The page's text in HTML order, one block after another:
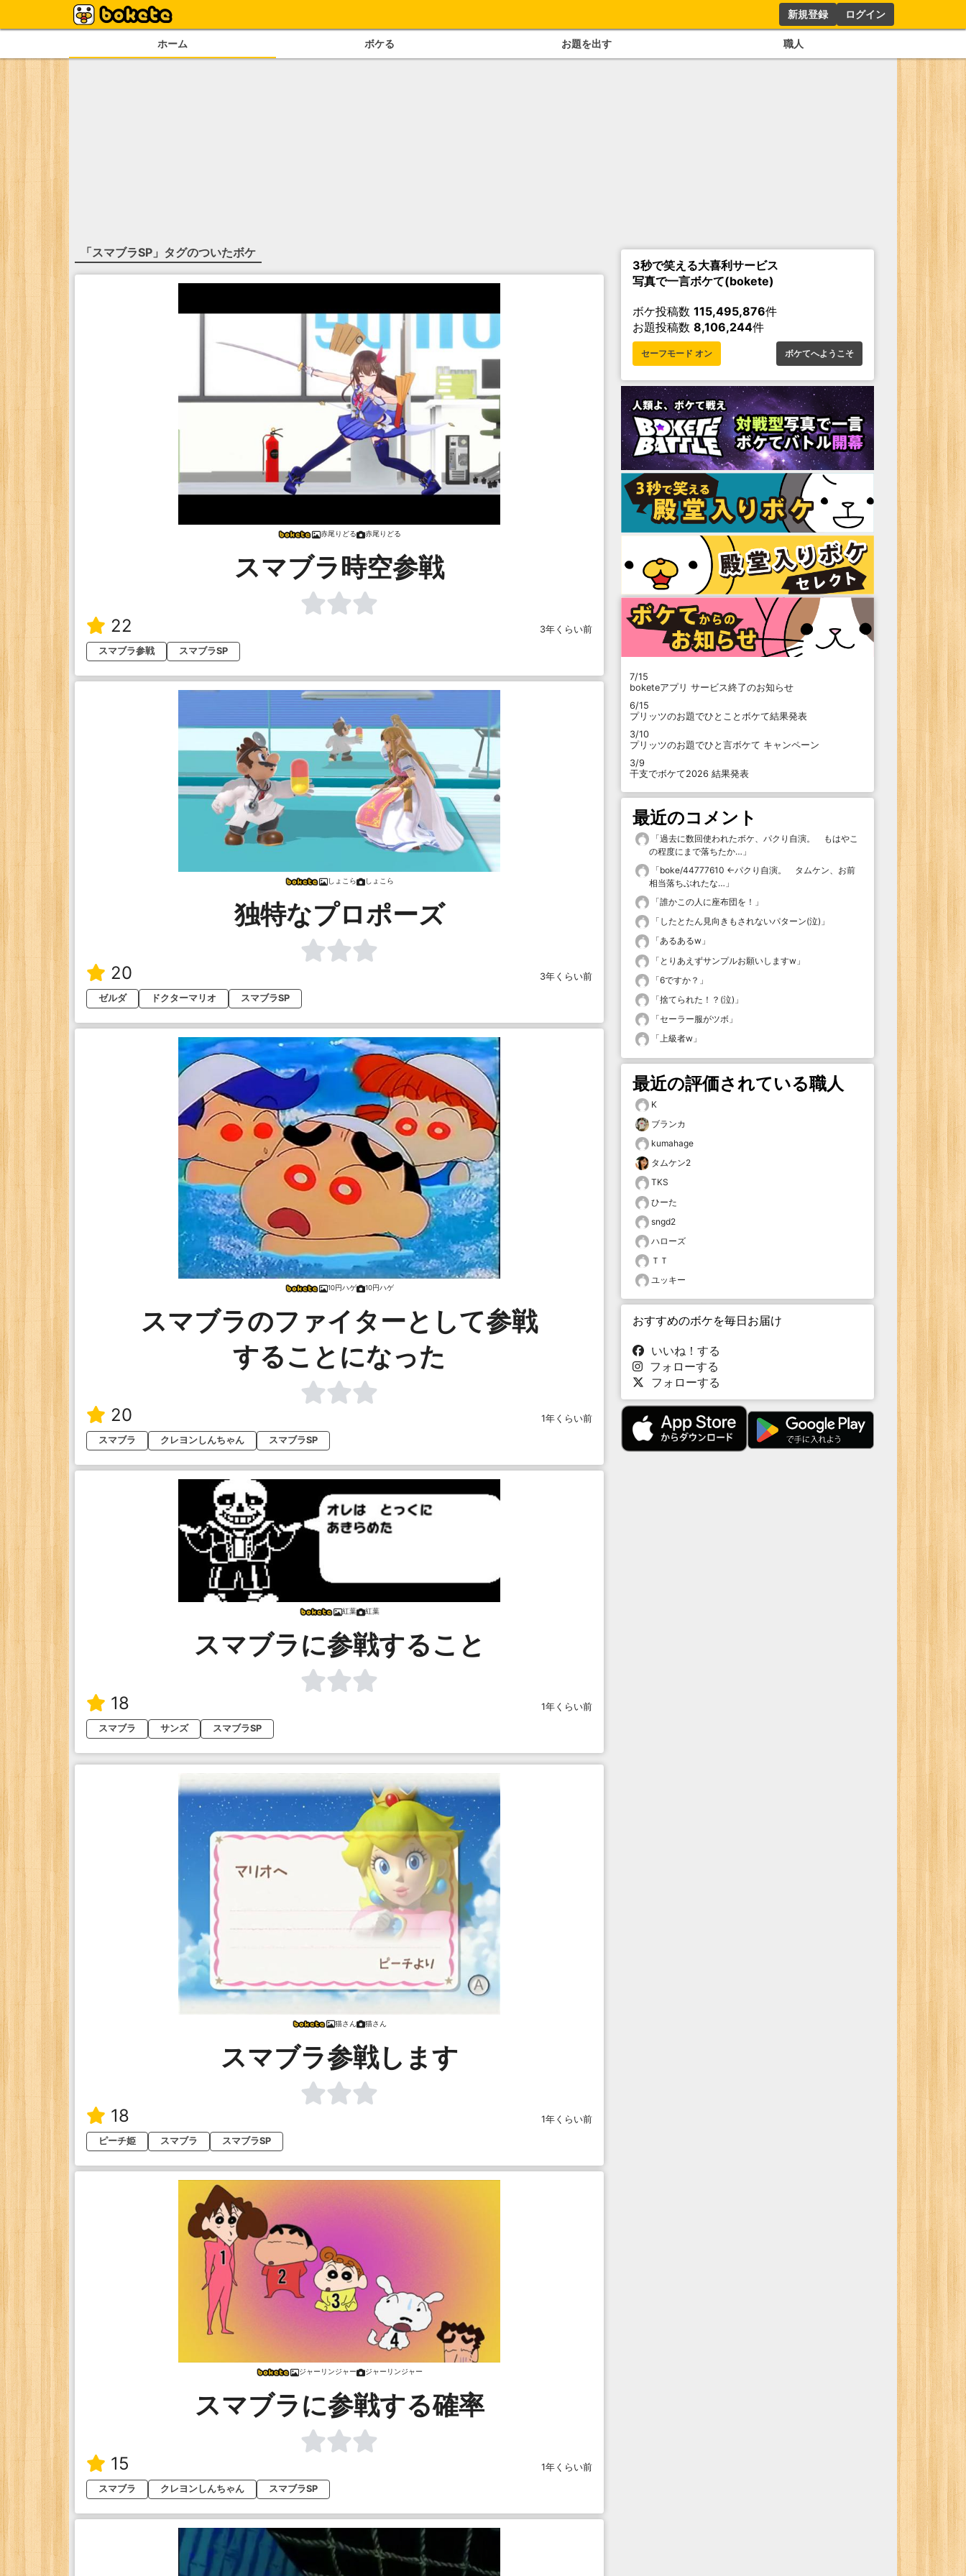
新規登録 ログイン
ホーム ボケる お題を出す 職人
「スマブラSP 」タグのついたボケ
赤尾りどる 赤尾りどる
スマブラ時空参戦
22
3年くらい前
スマブラ参戦
スマブラSP
しょこら しょこら
独特なプロポーズ
20
3年くらい前
ゼルダ
ドクターマリオ スマブラSP
10円ハゲ 10円ハゲ
スマブラのファイターとして参戦
することになった
20
1年くらい前
スマブラ
クレヨンしんちゃん スマブラSP
紅葉 紅葉
スマブラに参戦すること
18
1年くらい前
スマブラ
サンズ スマブラSP
猫さん 猫さん
スマブラ参戦します
18
1年くらい前
ピーチ姫
スマブラ スマブラSP
ジャーリンジャー ジャーリンジャー
スマブラに参戦する確率
15
1年くらい前
スマブラ
クレヨンしんちゃん スマブラSP
3秒で笑える大喜利サービス
写真で一言ボケて(bokete)
ボケ投稿数 115,495,876件
お題投稿数 8,106,244件
セーフモード オン ボケてへようこそ
7/15
boketeアプリ サービス終了のお知らせ
6/15
プリッツのお題でひとことボケて結果発表
3/10
プリッツのお題でひと言ボケて キャンペーン
3/9
干支でボケて2026 結果発表
最近のコメント
「過去に数回使われたボケ、パクり自演。 もはやこ
の程度にまで落ちたか… 」
「boke/44777610 ←パクり自演。 タムケン、お前
相当落ちぶれたな… 」
「誰かこの人に座布団を！ 」
「 したとたん見向きもされないパターン(泣) 」
「あるあるw 」
「 とりあえずサンプルお願いしますw 」
「6ですか？ 」
「捨てられた！？(泣) 」
「セーラー服がツボ 」
「上級者w 」
最近の評価されている職人
K
ブランカ
kumahage
タムケン2
TKS
ひーた
sngd2
ハローズ
ＴＴ
ユッキー
おすすめのボケを毎日お届け
いいね！する
フォローする
フォローする